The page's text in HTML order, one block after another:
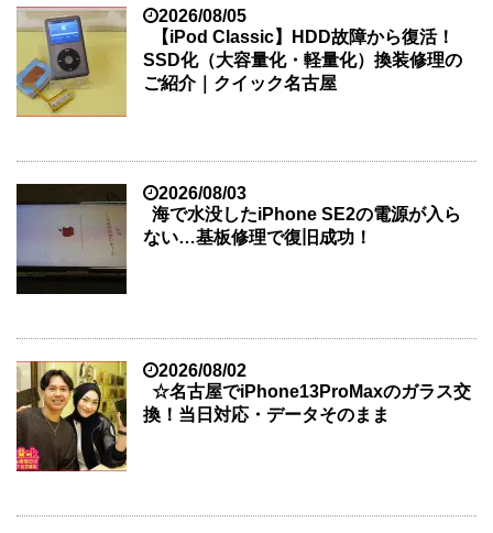
2026/08/05
【iPod Classic】HDD故障から復活！
SSD化（大容量化・軽量化）換装修理の
ご紹介｜クイック名古屋
2026/08/03
海で水没したiPhone SE2の電源が入ら
ない…基板修理で復旧成功！
2026/08/02
☆名古屋でiPhone13ProMaxのガラス交
換！当日対応・データそのまま